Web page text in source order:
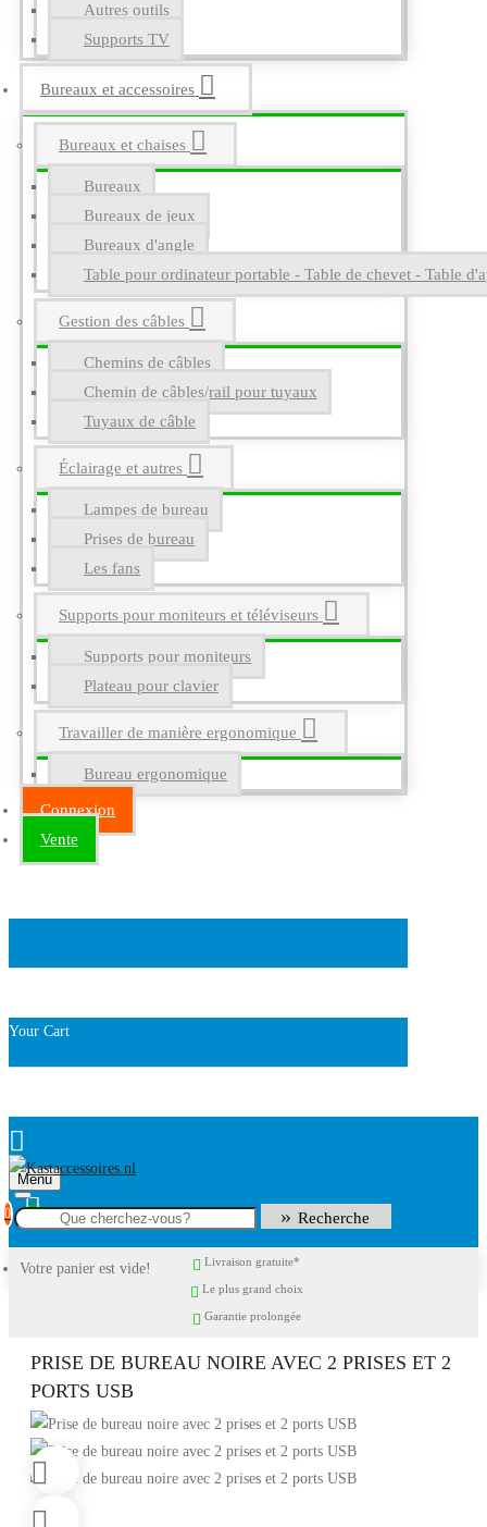
Autres outils
Supports TV
Bureaux et accessoires
Bureaux et chaises
Bureaux
Bureaux de jeux
Bureaux d'angle
Table pour ordinateur portable - Table de chevet - Table
Gestion des câbles
Chemins de câbles
Chemin de câbles/rail pour tuyaux
Tuyaux de câble
Éclairage et autres
Lampes de bureau
Prises de bureau
Les fans
Supports pour moniteurs et téléviseurs
Supports pour moniteurs
Plateau pour clavier
Travailler de manière ergonomique
Bureau ergonomique
Connexion
Vente
Your Cart
Menu
0
Votre panier est vide!
Recherche
Livraison gratuite*
Le plus grand choix
Garantie prolongée
PRISE DE BUREAU NOIRE AVEC 2 PRISES ET 2
PORTS USB